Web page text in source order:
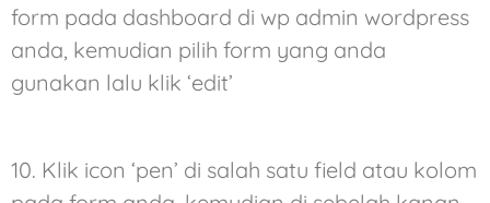
form pada dashboard di wp admin wordpress
anda, kemudian pilih form yang anda
gunakan lalu klik ‘edit’
10. Klik icon ‘pen’ di salah satu field atau kolom